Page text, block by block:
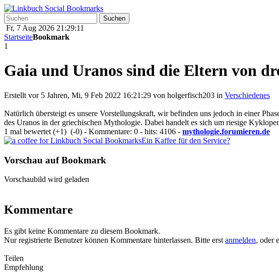
Fr, 7 Aug 2026 21:29:11
StartseiteBookmark
1
Gaia und Uranos sind die Eltern von
Erstellt vor 5 Jahren, Mi, 9 Feb 2022 16:21:29 von holgerfisch203 in Verschiedenes
Natürlich übersteigt es unsere Vorstellungskraft, wir befinden uns jedoch in einer
des Uranos in der griechischen Mythologie. Dabei handelt es sich um riesige
1 mal bewertet (+1) (-0) - Kommentare: 0 - hits: 4106 - mythologie.forumieren.de
Ein Kaffee für den Service?
Vorschau auf Bookmark
Vorschaubild wird geladen
Kommentare
Es gibt keine Kommentare zu diesem Bookmark.
Nur registrierte Benutzer können Kommentare hinterlassen. Bitte erst anmelden, oder
Teilen
Empfehlung